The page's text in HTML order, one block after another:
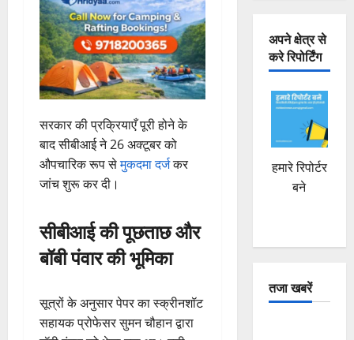
सरकार की प्रक्रियाएँ पूरी होने के
बाद सीबीआई ने 26 अक्टूबर को
औपचारिक रूप सेमुकदमा दर्जकर
जांच शुरू कर दी।
सीबीआई की पूछताछ और
बॉबी पंवार की भूमिका
सूत्रों के अनुसार पेपर का स्क्रीनशॉट
सहायक प्रोफेसर सुमन चौहान द्वारा
अपने क्षेत्र से
करे रिपोर्टिंग
हमारे रिपोर्टर
बने
तजा खबरें